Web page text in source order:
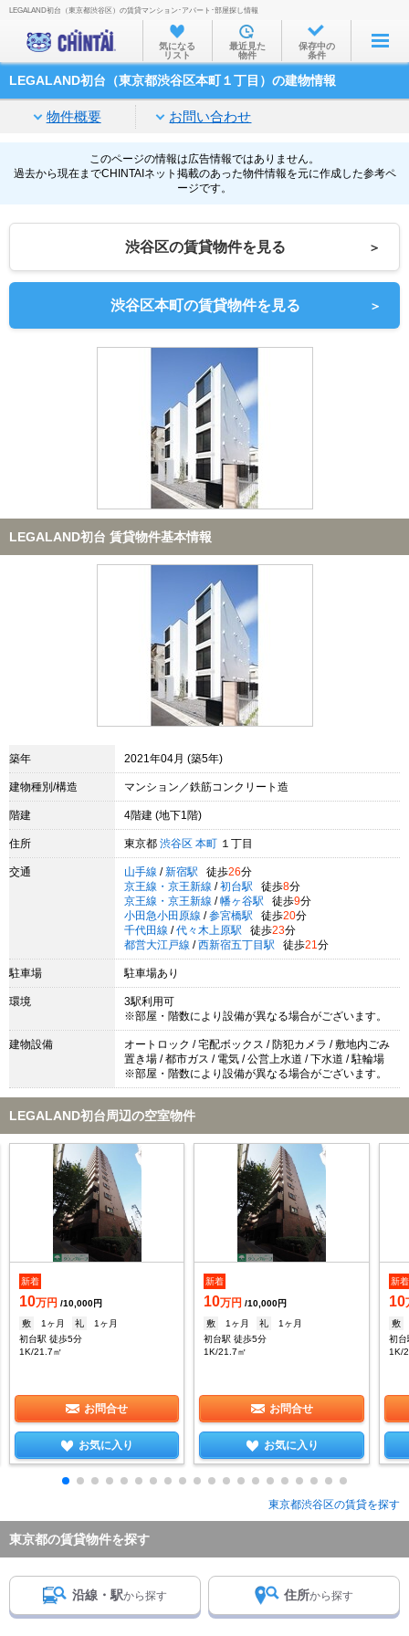
お部屋を探す
沿線・駅から
家賃相場から
通勤通学時間から
物件特集から
不動産会社から
TOP
LEGALAND初台（東京都渋谷区）の賃貸マンション･アパート･部屋探し情報
気になる
リスト
最近見た
物件
保存中の
条件
LEGALAND初台（東京都渋谷区本町１丁目）の建物情報
物件概要 お問い合わせ
このページの情報は広告情報ではありません。
過去から現在までCHINTAIネット掲載のあった物件情報を元に作成した参考ペ
ージです。
渋谷区の賃貸物件を見る ＞
渋谷区本町の賃貸物件を見る ＞
LEGALAND初台 賃貸物件基本情報
築年 2021年04月 (築5年)
建物種別/構造 マンション／鉄筋コンクリート造
階建 4階建 (地下1階)
住所 東京都 渋谷区 本町 １丁目
交通 山手線 / 新宿駅 徒歩26分
京王線・京王新線 / 初台駅 徒歩8分
京王線・京王新線 / 幡ヶ谷駅 徒歩9分
小田急小田原線 / 参宮橋駅 徒歩20分
千代田線 / 代々木上原駅 徒歩23分
都営大江戸線 / 西新宿五丁目駅 徒歩21 分
駐車場 駐車場あり
環境
3駅利用可
※部屋・階数により設備が異なる場合がございます。
建物設備
オートロック / 宅配ボックス / 防犯カメラ / 敷地内ごみ
置き場 / 都市ガス / 電気 / 公営上水道 / 下水道 / 駐輪場
※部屋・階数により設備が異なる場合がございます。
LEGALAND初台周辺の空室物件
新着
10万円 /10,000円
敷
1ヶ月 礼
1ヶ月
初台駅 徒歩5分
1K/21.7㎡
お問合せ
お気に入り
新着
10万円 /10,000円
敷
1ヶ月 礼
1ヶ月
初台駅 徒歩5分
1K/21.7㎡
お問合せ
お気に入り
新着
10
敷
初台
1K/
東京都渋谷区の賃貸を探す
東京都の賃貸物件を探す
沿線・駅から探す 住所から探す